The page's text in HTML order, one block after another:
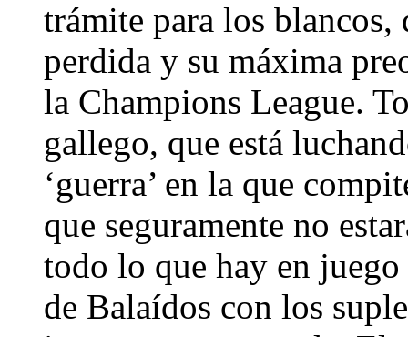
trámite para los
perdida y su máxima
la Champions League.
gallego, que está
‘guerra’ en la que
que seguramente no
todo lo que hay en
de Balaídos con los